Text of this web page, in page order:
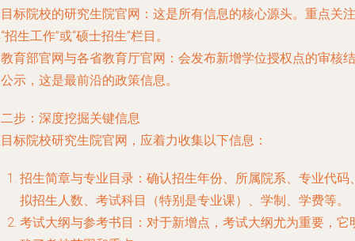
目标院校的研究生院官网 ：这是所有信息的核心源头。重点关注
招生工作”或“硕士招生”栏目。
教育部官网与各省教育厅官网 ：会发布新增学位授权点的审核结
示，这是最前沿的政策信息。
步：深度挖掘关键信息
标院校研究生院官网，应着力收集以下信息：
招生简章与专业目录 ：确认招生年份、所属院系、专业代码
拟招生人数、考试科目（特别是专业课）、学制、学费等。
考试大纲与参考书目 ：对于新增点，考试大纲尤为重要，它